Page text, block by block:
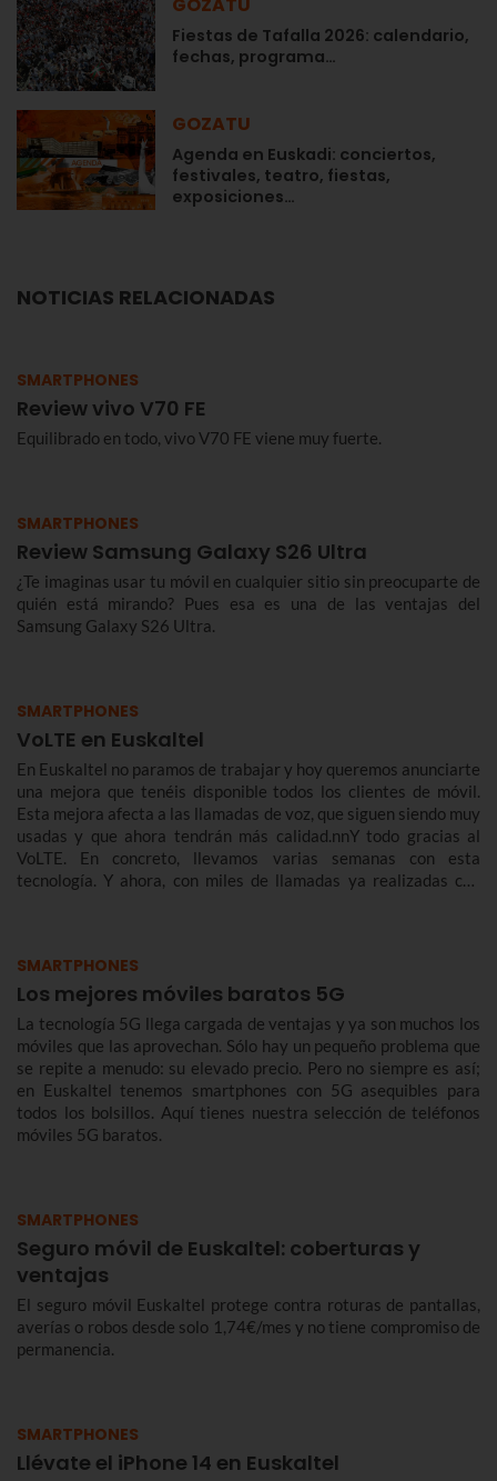
GOZATU
Fiestas de Tafalla 2026: calendario,
fechas, programa…
GOZATU
Agenda en Euskadi: conciertos,
festivales, teatro, fiestas,
exposiciones…
NOTICIAS RELACIONADAS
SMARTPHONES
Review vivo V70 FE
Equilibrado en todo, vivo V70 FE viene muy fuerte.
SMARTPHONES
Review Samsung Galaxy S26 Ultra
¿Te imaginas usar tu móvil en cualquier sitio sin preocuparte de
quién está mirando? Pues esa es una de las ventajas del
Samsung Galaxy S26 Ultra.
SMARTPHONES
VoLTE en Euskaltel
En Euskaltel no paramos de trabajar y hoy queremos anunciarte
una mejora que tenéis disponible todos los clientes de móvil.
Esta mejora afecta a las llamadas de voz, que siguen siendo muy
usadas y que ahora tendrán más calidad.nnY todo gracias al
VoLTE. En concreto, llevamos varias semanas con esta
tecnología. Y ahora, con miles de llamadas ya realizadas con
SMARTPHONES
Los mejores móviles baratos 5G
La tecnología 5G llega cargada de ventajas y ya son muchos los
móviles que las aprovechan. Sólo hay un pequeño problema que
se repite a menudo: su elevado precio. Pero no siempre es así;
en Euskaltel tenemos smartphones con 5G asequibles para
todos los bolsillos. Aquí tienes nuestra selección de teléfonos
móviles 5G baratos.
SMARTPHONES
Seguro móvil de Euskaltel: coberturas y
ventajas
El seguro móvil Euskaltel protege contra roturas de pantallas,
averías o robos desde solo 1,74€/mes y no tiene compromiso de
permanencia.
SMARTPHONES
Llévate el iPhone 14 en Euskaltel